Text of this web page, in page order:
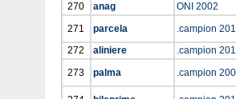
270
anag
ONI 2002
271
parcela
.campion
272
aliniere
.campion
273
palma .campion